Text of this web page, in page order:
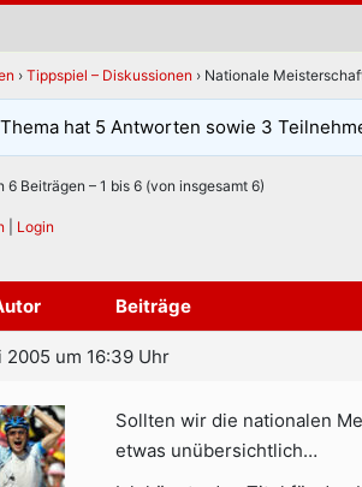
› Tippspiel – Diskussionen › Nationale
hat 5 Antworten sowie 3
6 Beiträgen – 1 bis 6 (von insgesamt 6)
Login
Beiträge
2005 um 16:39 Uhr
Sollten wir die nationalen
etwas unübersichtlich…